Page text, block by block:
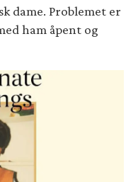
dame. Problemet er
ham åpent og